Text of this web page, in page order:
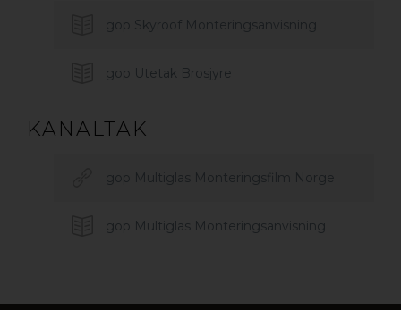
gop Skyroof Monteringsanvisning
gop Utetak Brosjyre
KANALTAK
gop Multiglas Monteringsfilm Norge
gop Multiglas Monteringsanvisning